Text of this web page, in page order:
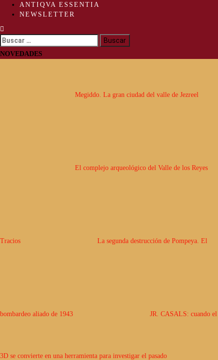
ANTIQVA ESSENTIA
NEWSLETTER
Buscar:
NOVEDADES
Megiddo. La gran ciudad del valle de Jezreel
El complejo arqueológico del Valle de los Reyes
Tracios La segunda destrucción de Pompeya. El
bombardeo aliado de 1943 JR. CASALS: cuando el
3D se convierte en una herramienta para investigar el pasado